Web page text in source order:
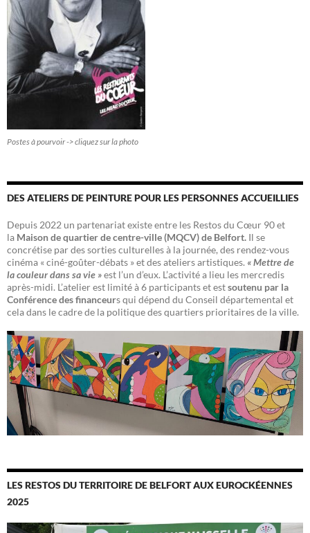
Postes à pourvoir -> cliquez sur la photo
DES ATELIERS DE PEINTURE POUR LES PERSONNES ACCUEILLIES
Depuis 2022 un partenariat existe entre les Restos du Cœur 90 et
la Maison de quartier de centre-ville (MQCV) de Belfort. Il se
concrétise par des sorties culturelles à la journée, des rendez-vous
cinéma « ciné-goûter-débats » et des ateliers artistiques. « Mettre de
la couleur dans sa vie »est l’un d’eux. L’activité a lieu les mercredis
après-midi. L’atelier est limité à 6 participants et estsoutenu par la
Conférence des financeurs qui dépend du Conseil départemental et
cela dans le cadre de la politique des quartiers prioritaires de la ville.
LES RESTOS DU TERRITOIRE DE BELFORT AUX EUROCKÉENNES
2025